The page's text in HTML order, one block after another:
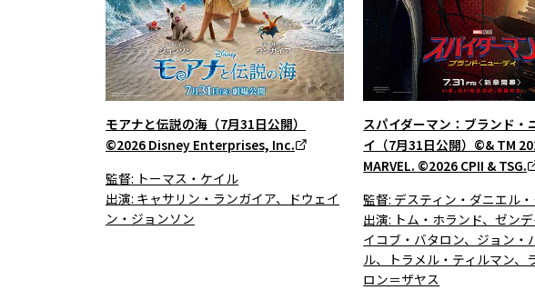
モアナと伝説の海（7月31日公開）
©2026 Disney Enterprises, Inc.
監督: トーマス・ケイル
出演: キャサリン・ランガイア、ドウェイ
ン・ジョンソン
スパイダーマン：ブランド・
イ（7月31日公開）©& TM
MARVEL. ©2026 CPII & TSG.
監督: デスティン・ダニエル
出演: トム・ホランド、ゼン
イコブ・バタロン、ジョン・
ル、トラメル・ティルマン、
ロン＝ザヤス